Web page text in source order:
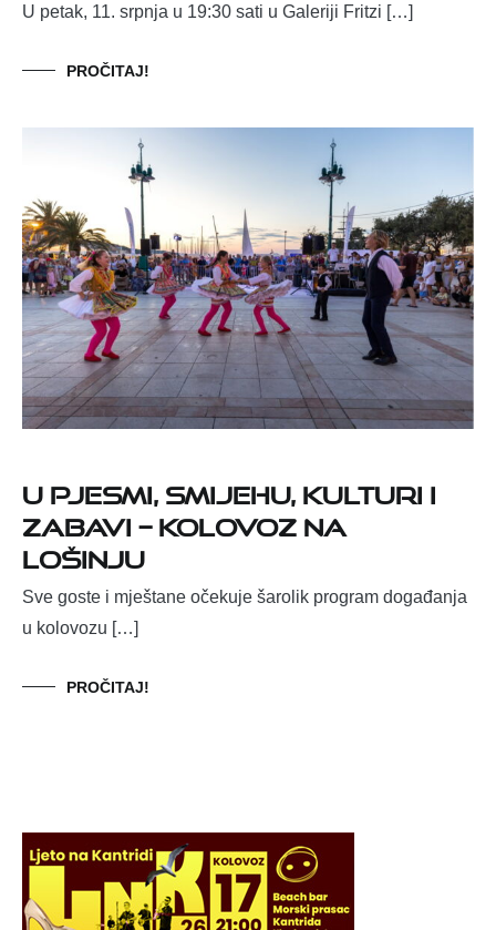
U petak, 11. srpnja u 19:30 sati u Galeriji Fritzi […]
PROČITAJ!
U pjesmi, smijehu, kulturi i
zabavi – kolovoz na
Lošinju
Sve goste i mještane očekuje šarolik program događanja
u kolovozu […]
PROČITAJ!